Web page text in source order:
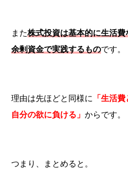
また株式投資は基本的に生活
余剰資金で実践するものです。
理由は先ほどと同様に
「生活
自分の欲に負ける」からです。
つまり、まとめると。